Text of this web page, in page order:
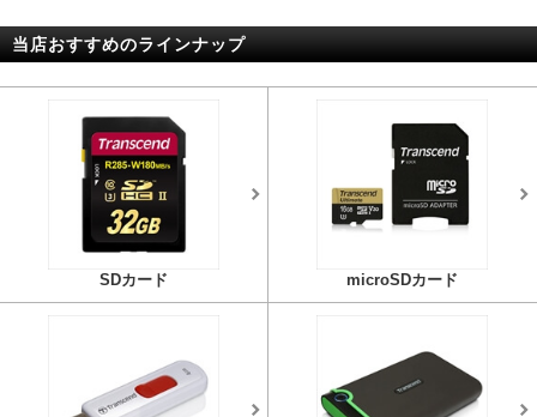
当店おすすめのラインナップ
SDカード microSDカード